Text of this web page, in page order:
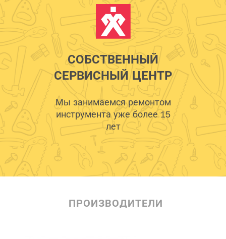
СОБСТВЕННЫЙ
СЕРВИСНЫЙ ЦЕНТР
Мы занимаемся ремонтом
инструмента уже более 15
лет
ПРОИЗВОДИТЕЛИ